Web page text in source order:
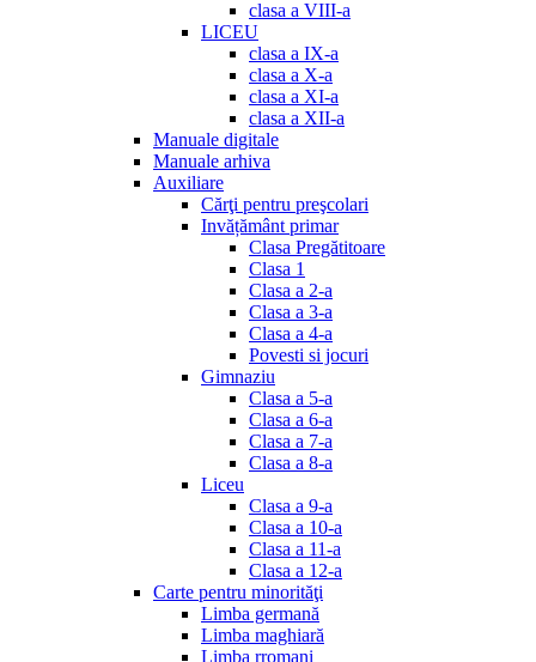
clasa a VIII-a
LICEU
clasa a IX-a
clasa a X-a
clasa a XI-a
clasa a XII-a
Manuale digitale
Manuale arhiva
Auxiliare
Cărţi pentru preşcolari
Invățământ primar
Clasa Pregătitoare
Clasa 1
Clasa a 2-a
Clasa a 3-a
Clasa a 4-a
Povesti si jocuri
Gimnaziu
Clasa a 5-a
Clasa a 6-a
Clasa a 7-a
Clasa a 8-a
Liceu
Clasa a 9-a
Clasa a 10-a
Clasa a 11-a
Clasa a 12-a
Carte pentru minorităţi
Limba germană
Limba maghiară
Limba rromani